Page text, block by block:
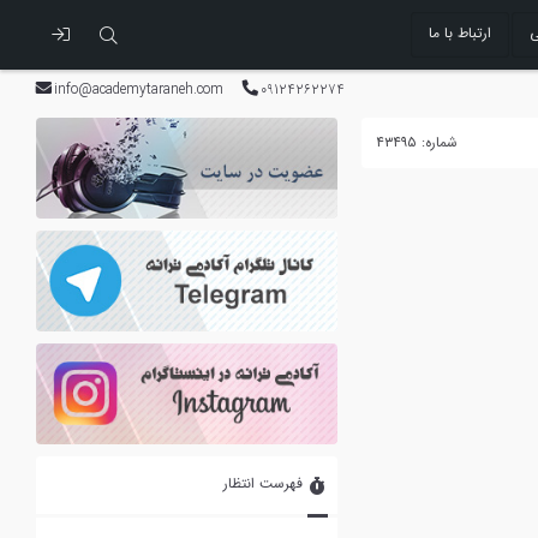
ارتباط با ما
09124262274
info@academytaraneh.com
شماره: ۴۳۴۹۵
فهرست انتظار